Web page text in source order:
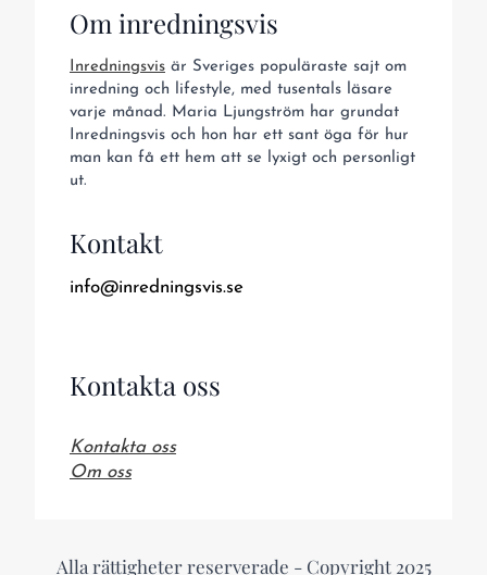
Om inredningsvis
Inredningsvis är Sveriges populäraste sajt om
inredning och lifestyle, med tusentals läsare
varje månad. Maria Ljungström har grundat
Inredningsvis och hon har ett sant öga för hur
man kan få ett hem att se lyxigt och personligt
ut.
Kontakt
info@inredningsvis.se
Kontakta oss
Kontakta oss
Om oss
Alla rättigheter reserverade - Copyright 2025